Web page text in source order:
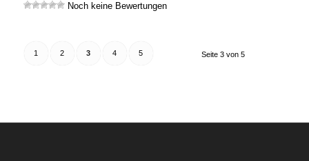
Noch keine Bewertungen
Seite 3 von 5
1 2 3 4 5